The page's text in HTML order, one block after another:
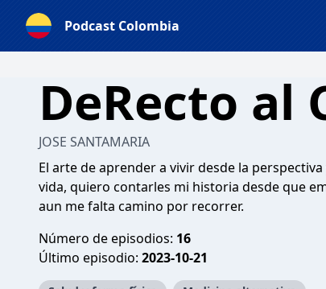
Podcast Colombia
DeRecto al
JOSE SANTAMARIA
El arte de aprender a vivir desde la
vida, quiero contarles mi historia desde que
aun me falta camino por recorrer.
Número de episodios: 16
Último episodio: 2023-10-21